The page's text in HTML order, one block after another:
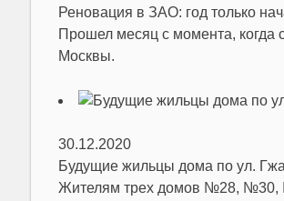
Реновация в ЗАО: год только
Прошел месяц с момента, когда
Москвы.
30.12.2020
Будущие жильцы дома по ул.
Жителям трех домов №28, №30,